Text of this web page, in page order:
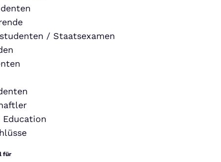
/ Staatsexamen
Education
für